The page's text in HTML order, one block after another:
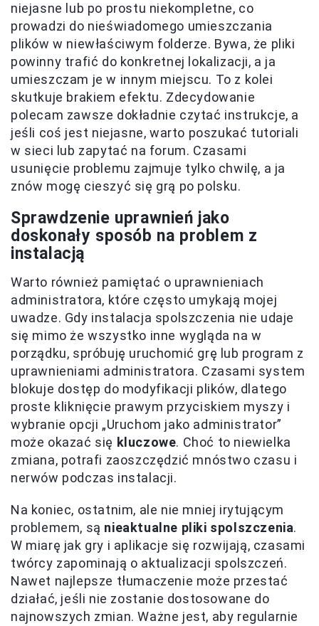
niejasne lub po prostu niekompletne, co
prowadzi do nieświadomego umieszczania
plików w niewłaściwym folderze. Bywa, że pliki
powinny trafić do konkretnej lokalizacji, a ja
umieszczam je w innym miejscu. To z kolei
skutkuje brakiem efektu. Zdecydowanie
polecam zawsze dokładnie czytać instrukcje, a
jeśli coś jest niejasne, warto poszukać tutoriali
w sieci lub zapytać na forum. Czasami
usunięcie problemu zajmuje tylko chwilę, a ja
znów mogę cieszyć się grą po polsku.
Sprawdzenie uprawnień jako
doskonały sposób na problem z
instalacją
Warto również pamiętać o uprawnieniach
administratora, które często umykają mojej
uwadze. Gdy instalacja spolszczenia nie udaje
się mimo że wszystko inne wygląda na w
porządku, spróbuję uruchomić grę lub program z
uprawnieniami administratora. Czasami system
blokuje dostęp do modyfikacji plików, dlatego
proste kliknięcie prawym przyciskiem myszy i
wybranie opcji „Uruchom jako administrator”
może okazać się kluczowe. Choć to niewielka
zmiana, potrafi zaoszczędzić mnóstwo czasu i
nerwów podczas instalacji.
Na koniec, ostatnim, ale nie mniej irytującym
problemem, są nieaktualne pliki spolszczenia.
W miarę jak gry i aplikacje się rozwijają, czasami
twórcy zapominają o aktualizacji spolszczeń.
Nawet najlepsze tłumaczenie może przestać
działać, jeśli nie zostanie dostosowane do
najnowszych zmian. Ważne jest, aby regularnie